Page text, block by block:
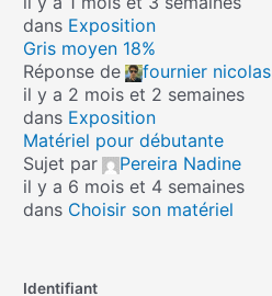
dans Exposition
Gris moyen 18%
Réponse de
fournier nicolas
il y a 2 mois et 2 semaines
dans Exposition
Matériel pour débutante
Sujet par
Pereira Nadine
il y a 6 mois et 4 semaines
dans Choisir son matériel
Identifiant